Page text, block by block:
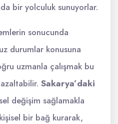
bir yolculuk sunuyorlar.
sonucunda
durumlar konusuna
uzmanla çalışmak bu
Sakarya’daki
değişim sağlamakla
bir bağ kurarak,